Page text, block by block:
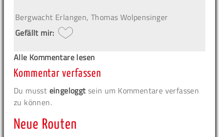
Bergwacht Erlangen, Thomas Wolpensinger
Gefällt mir:
Alle Kommentare lesen
Kommentar verfassen
Du musst eingeloggt sein um Kommentare verfassen
zu können.
Neue Routen